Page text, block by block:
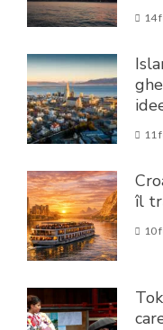
14
11
îl
10